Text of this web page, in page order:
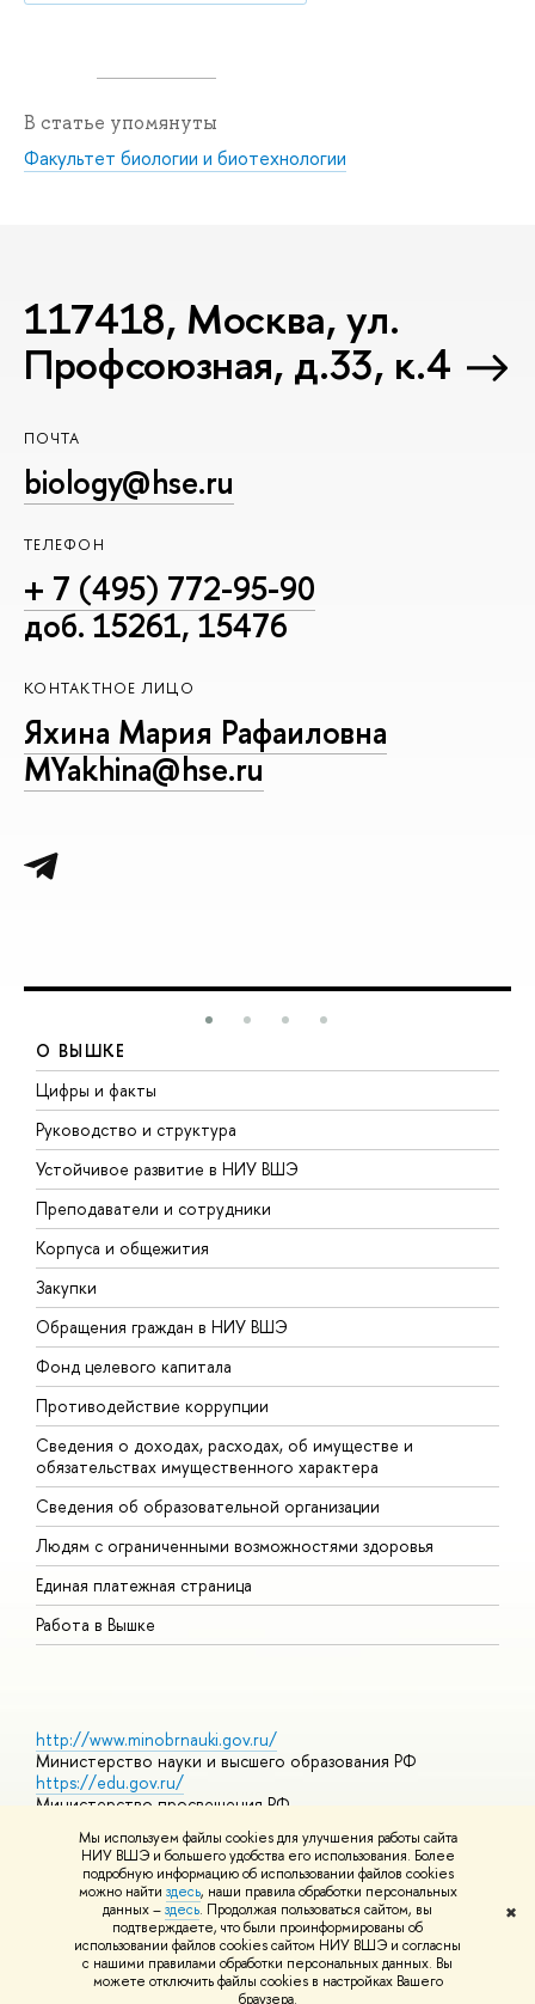
Мы используем файлы cookies для улучшения работы сайта
НИУ ВШЭ и большего удобства его использования. Более
подробную информацию об использовании файлов cookies
можно найти здесь, наши правила обработки персональных
данных –здесь. Продолжая пользоваться сайтом, вы
подтверждаете, что были проинформированы об
использовании файлов cookies сайтом НИУ ВШЭ и согласны
с нашими правилами обработки персональных данных. Вы
можете отключить файлы cookies в настройках Вашего
браузера.
✖
В статье упомянуты
Факультет биологии и биотехнологии
117418, Москва, ул.
Профсоюзная, д.33, к.4
ПОЧТА
biology@hse.ru
ТЕЛЕФОН
+ 7 (495) 772-95-90
доб. 15261, 15476
КОНТАКТНОЕ ЛИЦО
Яхина Мария Рафаиловна
MYakhina@hse.ru
О ВЫШКЕ
Цифры и факты
Руководство и структура
Устойчивое развитие в НИУ ВШЭ
Преподаватели и сотрудники
Корпуса и общежития
Закупки
Обращения граждан в НИУ ВШЭ
Фонд целевого капитала
Противодействие коррупции
Сведения о доходах, расходах, об имуществе и
обязательствах имущественного характера
Сведения об образовательной организации
Людям с ограниченными возможностями здоровья
Единая платежная страница
Работа в Вышке
http://www.minobrnauki.gov.ru/
Министерство науки и высшего образования РФ
https://edu.gov.ru/
Министерство просвещения РФ
Массовые открытые онлайн-курсы
© НИУ ВШЭ 1993–2026 Адреса и контактыУсловия
использования материалов Политика конфиденциальности
Шрифты HSE Sans и HSE Slab разработаны вШколе дизайна НИУ